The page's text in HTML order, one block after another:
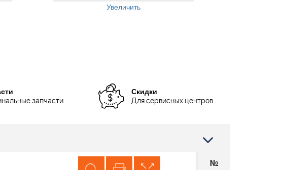
Увеличить
запчасти
Скидки
Для сервисных центров
№